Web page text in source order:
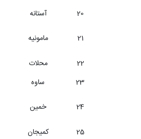
20 آستانه
21
مامونیه
22 محلات
23
ساوه
24
خمین
25 کمیجان